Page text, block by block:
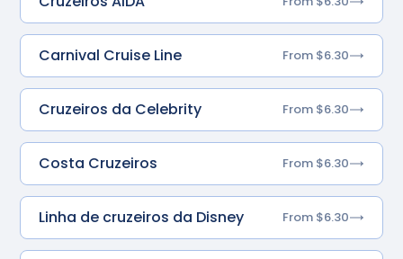
Carnival Cruise Line From $6.30
Cruzeiros da Celebrity From $6.30
Costa Cruzeiros From $6.30
Linha de cruzeiros da Disney From $6.30